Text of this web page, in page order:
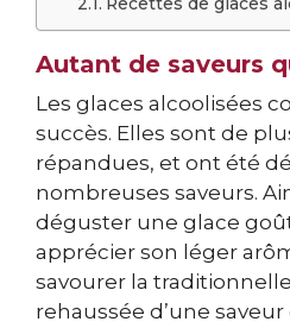
Autant de saveurs
Les glaces alcoolisées
succès. Elles sont de
répandues, et ont été
nombreuses saveurs.
déguster une glace
apprécier son léger
savourer la
rehaussée d’une